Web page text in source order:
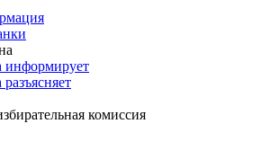
информирует
комиссия